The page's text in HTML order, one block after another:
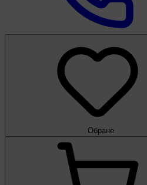
Обране